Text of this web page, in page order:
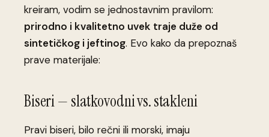
kreiram, vodim se jednostavnim pravilom:
prirodno i kvalitetno uvek traje duže od
sintetičkog i jeftinog. Evo kako da prepoznaš
prave materijale:
Biseri — slatkovodni vs. stakleni
Pravi biseri, bilo rečni ili morski, imaju